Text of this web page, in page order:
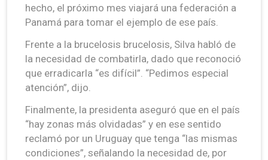
hecho, el próximo mes viajará una federación a
Panamá para tomar el ejemplo de ese país.
Frente a la brucelosis brucelosis, Silva habló de
la necesidad de combatirla, dado que reconoció
que erradicarla “es difícil”. “Pedimos especial
atención”, dijo.
Finalmente, la presidenta aseguró que en el país
“hay zonas más olvidadas” y en ese sentido
reclamó por un Uruguay que tenga “las mismas
condiciones”, señalando la necesidad de, por